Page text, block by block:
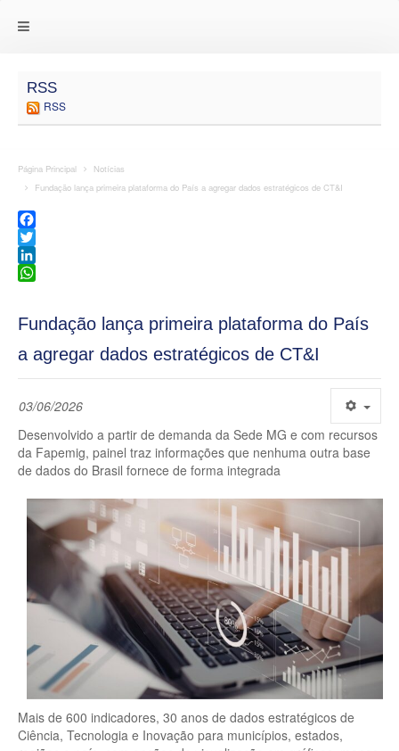
RSS
RSS
Página Principal
Notícias
Fundação lança primeira plataforma do País a agregar dados estratégicos de CT&I
Facebook
Twitter
LinkedIn
Fundação lança primeira plataforma do País
a agregar dados estratégicos de CT&I
03/06/2026
Desenvolvido a partir de demanda da Sede MG e com recursos
da Fapemig, painel traz informações que nenhuma outra base
de dados do Brasil fornece de forma integrada
Mais de 600 indicadores, 30 anos de dados estratégicos de
Ciência, Tecnologia e Inovação para municípios, estados,